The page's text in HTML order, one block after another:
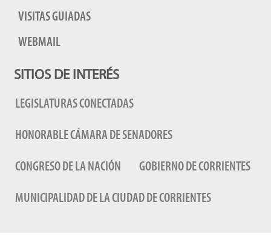
VISITAS GUIADAS
WEBMAIL
SITIOS DE INTERÉS
LEGISLATURAS CONECTADAS
HONORABLE CÁMARA DE SENADORES
CONGRESO DE LA NACIÓN GOBIERNO DE CORRIENTES
MUNICIPALIDAD DE LA CIUDAD DE CORRIENTES